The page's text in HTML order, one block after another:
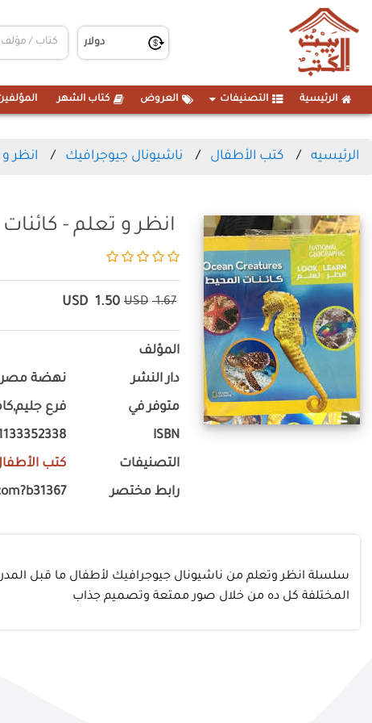
الرئيسية التصنيفات العروض كتاب الشهر
الرئيسيه كتب الأطفال ناشيونال جيوجرافيك انظر
انظر و تعلم -
1.67
USD
1.50
USD
المؤلف
دار النشر نهضة مصر
متوفر في فرع
ISBN
التصنيفات كتب
رابط مختصر
سلسلة انظر وتعلم من ناشيونال جيوجرافيك لأطفال ما قبل
المختلفة كل ده من خلال صور ممتعة وتصميم جذاب